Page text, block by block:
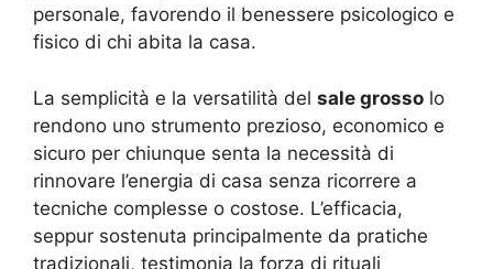
personale, favorendo il benessere psicologico e
fisico di chi abita la casa.
La semplicità e la versatilità del sale grosso lo
rendono uno strumento prezioso, economico e
sicuro per chiunque senta la necessità di
rinnovare l’energia di casa senza ricorrere a
tecniche complesse o costose. L’efficacia,
seppur sostenuta principalmente da pratiche
tradizionali, testimonia la forza di rituali